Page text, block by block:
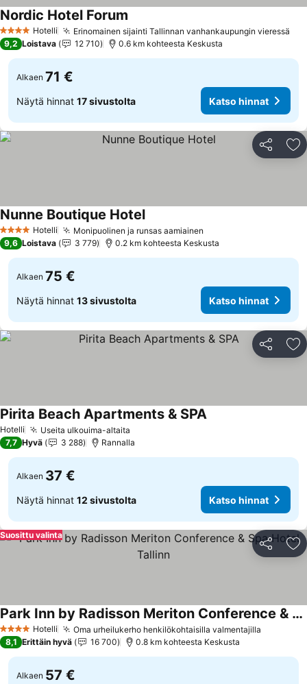
4 Tähtiluokitus
Hotelli Erinomainen sijainti Tallinnan vanhankaupungin vieressä
Nordic Hotel Forum
9,2 Loistava 12 710 0.6 km kohteesta Keskusta
Alkaen 71 €
Näytä hinnat 17 sivustolta Katso hinnat
Jaa
4 Tähtiluokitus
Hotelli Monipuolinen ja runsas aamiainen
Nunne Boutique HotelKatso hinnat
9,6 Loistava 3 779 0.2 km kohteesta Keskusta
Alkaen 75 €
Näytä hinnat 13 sivustolta Katso hinnat
Jaa
Hotelli Useita ulkouima-altaita
Pirita Beach Apartments & SPAKatso hinnat
7,7 Hyvä 3 288 Rannalla
Alkaen 37 €
Näytä hinnat 12 sivustolta Katso hinnat
Jaa
Suosittu valinta
4 Tähtiluokitus
Hotelli Oma urheilukerho henkilökohtaisilla valmentajilla
Park Inn by Radisson Meriton Conference & Spa Hotel Tallinn
Katso hinnat
8,1 Erittäin hyvä 16 700 0.8 km kohteesta Keskusta
Alkaen 57 €